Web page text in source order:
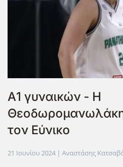
Α1 γυναικών - Η
τον Εύνικο
21 Ιουνίου 2024 | Αναστάσης